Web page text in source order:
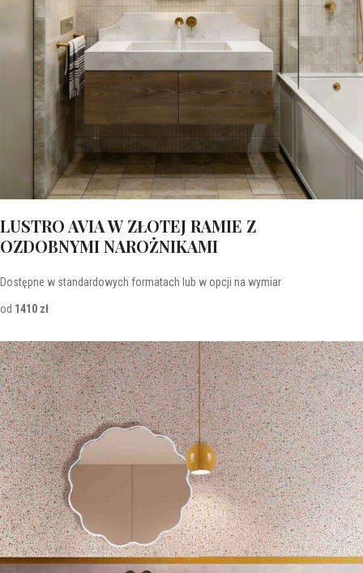
LUSTRO AVIA W ZŁOTEJ RAMIE Z
OZDOBNYMI NAROŻNIKAMI
Dostępne w standardowych formatach lub w opcji na wymiar
od 1410 zł